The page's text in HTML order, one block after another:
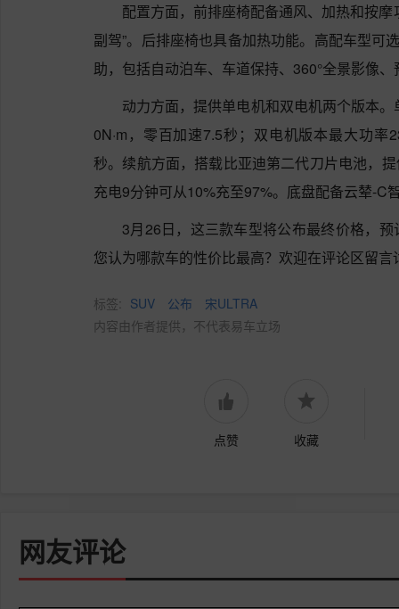
配置方面，前排座椅配备通风、加热和按
副驾”。后排座椅也具备加热功能。高配车型可
助，包括自动泊车、车道保持、360°全景影像
动力方面，提供单电机和双电机两个版本
0N·m，零百加速7.5秒；双电机版本最大功率
秒。续航方面，搭载比亚迪第二代刀片电池，
充电9分钟可从10%充至97%。底盘配备云辇-C
3月26日，这三款车型将公布最终价格，
您认为哪款车的性价比最高？欢迎在评论区留言
标签: SUV 公布
宋ULTRA
内容由作者提供，不代表易车立场
点赞 收藏
网友评论